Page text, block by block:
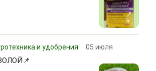
и удобрения 05 июля